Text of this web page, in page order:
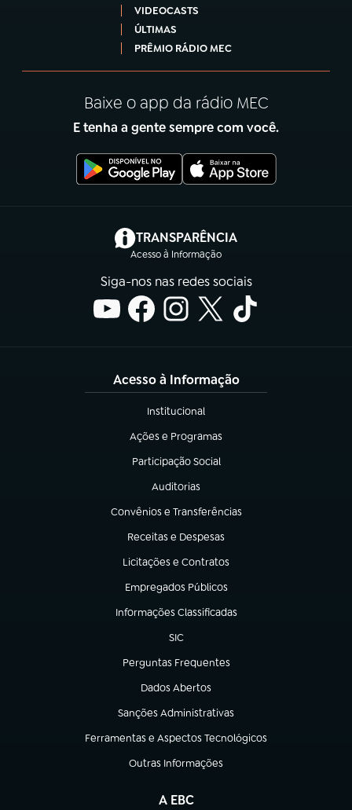
VIDEOCASTS
ÚLTIMAS
PRÊMIO RÁDIO MEC
Baixe o app da rádio MEC
E tenha a gente sempre com você.
TRANSPARÊNCIA
Acesso à Informação
(abre em nova aba)
Siga-nos nas redes sociais
Acesso à Informação
Institucional
(abre em nova aba)
Ações e Programas
(abre em nova aba)
Participação Social
(abre em nova aba)
Auditorias
(abre em nova aba)
Convênios e Transferências
(abre em nova aba)
Receitas e Despesas
(abre em nova aba)
Licitações e Contratos
(abre em nova aba)
Empregados Públicos
(abre em nova aba)
Informações Classificadas
(abre em nova aba)
SIC
(abre em nova aba)
Perguntas Frequentes
(abre em nova aba)
Dados Abertos
(abre em nova aba)
Sanções Administrativas
(abre em nova aba)
Ferramentas e Aspectos Tecnológicos
(abre em nova aba)
Outras Informações
(abre em nova aba)
A EBC